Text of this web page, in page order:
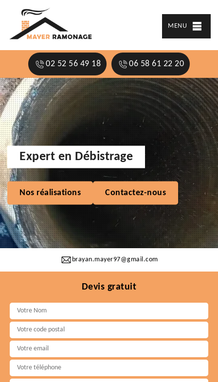
MENU
02 52 56 49 18 06 58 61 22 20
brayan.mayer97@gmail.com
Expert en Débistrage
Nos réalisations Contactez-nous
Devis gratuit